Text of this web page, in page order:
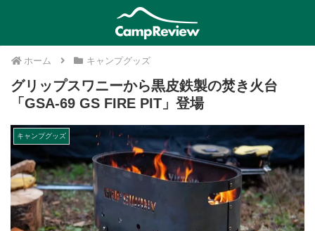
ホーム キャンプグッズ
グリップスワニーから黒皮鉄製の焚き火台
「GSA-69 GS FIRE PIT」登場
キャンプグッズ